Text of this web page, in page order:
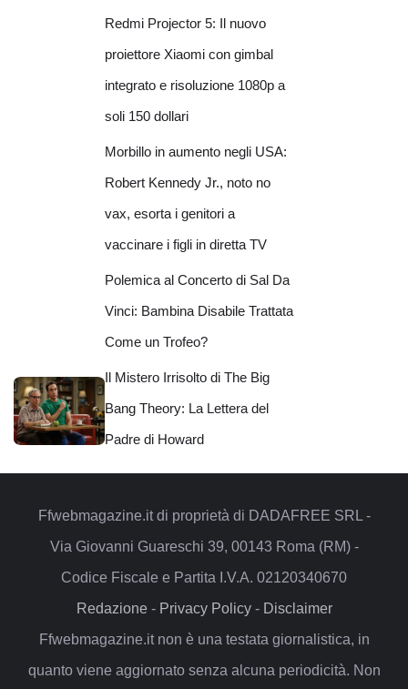
Redmi Projector 5: Il nuovo
proiettore Xiaomi con gimbal
integrato e risoluzione 1080p a
soli 150 dollari
Morbillo in aumento negli USA:
Robert Kennedy Jr., noto no
vax, esorta i genitori a
vaccinare i figli in diretta TV
Polemica al Concerto di Sal Da
Vinci: Bambina Disabile Trattata
Come un Trofeo?
Il Mistero Irrisolto di The Big
Bang Theory: La Lettera del
Padre di Howard
Ffwebmagazine.it di proprietà di DADAFREE SRL -
Via Giovanni Guareschi 39, 00143 Roma (RM) -
Codice Fiscale e Partita I.V.A. 02120340670
Redazione- Privacy Policy- Disclaimer
Ffwebmagazine.it non è una testata giornalistica, in
quanto viene aggiornato senza alcuna periodicità. Non